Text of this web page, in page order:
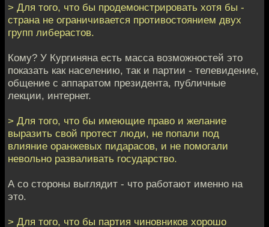
> Для того, что бы продемонстрировать хотя бы -
страна не ограничивается противостоянием двух
групп либерастов.
Кому? У Кургиняна есть масса возможностей это
показать как населению, так и партии - телевидение,
общение с аппаратом президента, публичные
лекции, интернет.
> Для того, что бы имеющие право и желание
выразить свой протест люди, не попали под
влияние оранжевых пидарасов, и не помогали
невольно разваливать государство.
А со стороны выглядит - что работают именно на
это.
> Для того, что бы партия чиновников хорошо